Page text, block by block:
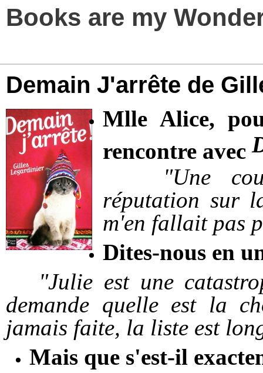
Books are my
Demain J'arrête de
Mlle Alice,
rencontre avec
"Une
réputation sur
m'en fallait pas
Dites-nous en
"Julie est une
demande quelle est la
jamais faite, la liste est
Mais que s'est-il